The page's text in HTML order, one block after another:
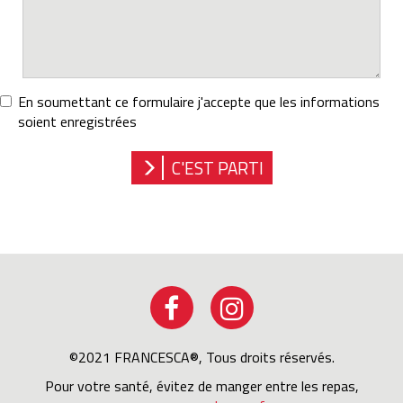
projet
En soumettant ce formulaire j'accepte que les informations
soient enregistrées
C'EST PARTI
©2021 FRANCESCA®, Tous droits réservés.
Pour votre santé, évitez de manger entre les repas,